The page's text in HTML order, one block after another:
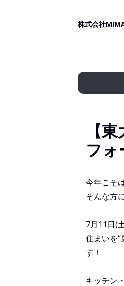
株式会社
【
フ
今年こそ
そんな方
7月11日(
住まいを“
す！
キッチン